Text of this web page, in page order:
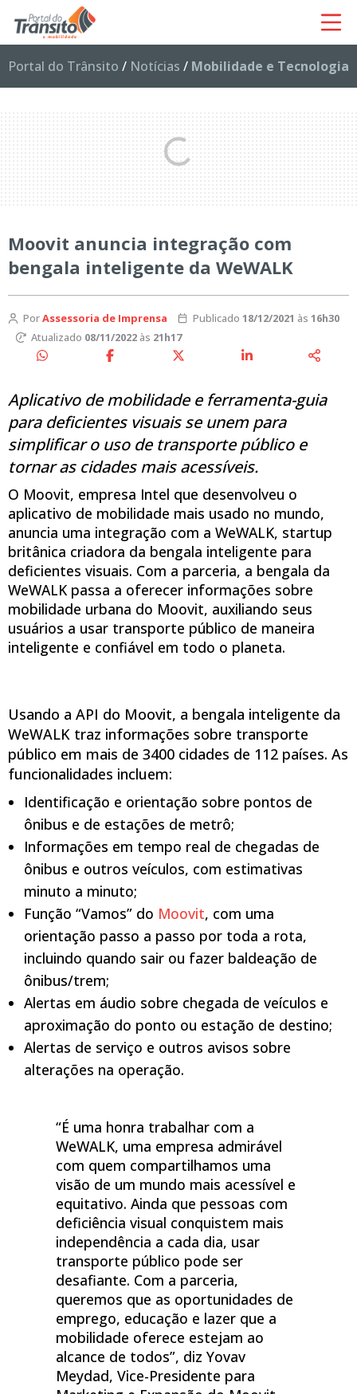
Portal do Trânsito / Notícias / Mobilidade e Tecnologia
Moovit anuncia integração com
bengala inteligente da WeWALK
PorAssessoria de Imprensa Publicado 18/12/2021 às 16h30
Atualizado 08/11/2022às 21h17
Aplicativo de mobilidade e ferramenta-guia
para deficientes visuais se unem para
simplificar o uso de transporte público e
tornar as cidades mais acessíveis.
O Moovit, empresa Intel que desenvolveu o
aplicativo de mobilidade mais usado no mundo,
anuncia uma integração com a WeWALK, startup
britânica criadora da bengala inteligente para
deficientes visuais. Com a parceria, a bengala da
WeWALK passa a oferecer informações sobre
mobilidade urbana do Moovit, auxiliando seus
usuários a usar transporte público de maneira
inteligente e confiável em todo o planeta.
Usando a API do Moovit, a bengala inteligente da
WeWALK traz informações sobre transporte
público em mais de 3400 cidades de 112 países. As
funcionalidades incluem:
Identificação e orientação sobre pontos de
ônibus e de estações de metrô;
Informações em tempo real de chegadas de
ônibus e outros veículos, com estimativas
minuto a minuto;
Função “Vamos” do Moovit, com uma
orientação passo a passo por toda a rota,
incluindo quando sair ou fazer baldeação de
ônibus/trem;
Alertas em áudio sobre chegada de veículos e
aproximação do ponto ou estação de destino;
Alertas de serviço e outros avisos sobre
alterações na operação.
“É uma honra trabalhar com a
WeWALK, uma empresa admirável
com quem compartilhamos uma
visão de um mundo mais acessível e
equitativo. Ainda que pessoas com
deficiência visual conquistem mais
independência a cada dia, usar
transporte público pode ser
desafiante. Com a parceria,
queremos que as oportunidades de
emprego, educação e lazer que a
mobilidade oferece estejam ao
alcance de todos”, diz Yovav
Meydad, Vice-Presidente para